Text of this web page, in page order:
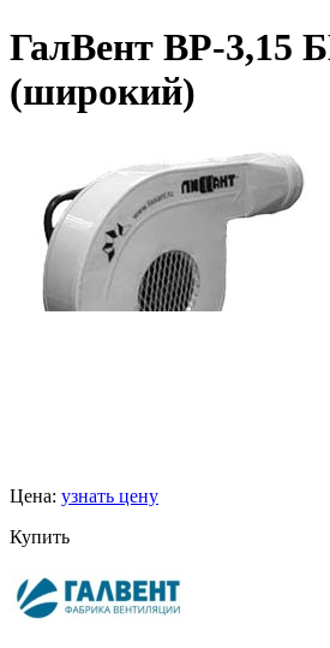
ГалВент ВР-3,15
(широкий)
Цена: узнать цену
Купить